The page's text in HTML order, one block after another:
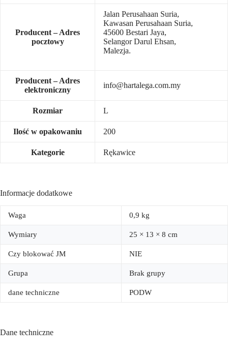
Producent – Adres
pocztowy
Jalan Perusahaan Suria,
Kawasan Perusahaan Suria,
45600 Bestari Jaya,
Selangor Darul Ehsan,
Malezja.
Producent – Adres
elektroniczny
info@hartalega.com.my
Rozmiar L
Ilość w opakowaniu 200
Kategorie Rękawice
Informacje dodatkowe
Waga 0,9 kg
Wymiary 25 × 13 × 8 cm
Czy blokować JM NIE
Grupa Brak grupy
dane techniczne PODW
Dane techniczne